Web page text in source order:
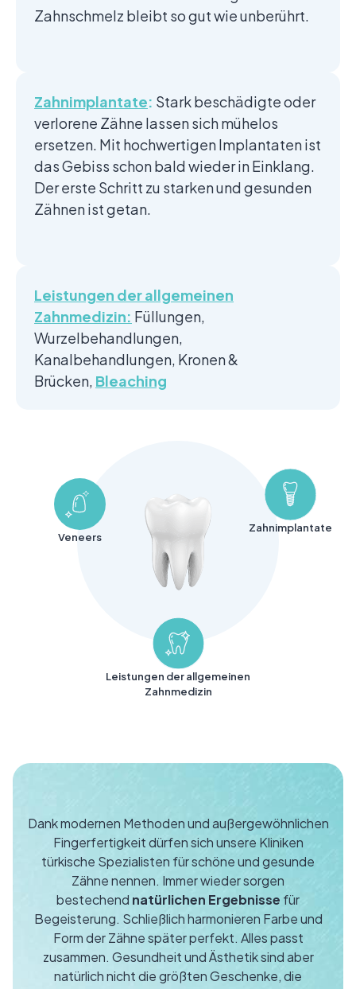
Zahnschmelz bleibt so gut wie unberührt.
Zahnimplantate: Stark beschädigte oder
verlorene Zähne lassen sich mühelos
ersetzen. Mit hochwertigen Implantaten ist
das Gebiss schon bald wieder in Einklang.
Der erste Schritt zu starken und gesunden
Zähnen ist getan.
Leistungen der allgemeinen
Zahnmedizin: Füllungen,
Wurzelbehandlungen,
Kanalbehandlungen, Kronen &
Brücken, Bleaching
Veneers
Zahnimplantate
Leistungen der allgemeinen
Zahnmedizin
Dank modernen Methoden und außergewöhnlichen
Fingerfertigkeit dürfen sich unsere Kliniken
türkische Spezialisten für schöne und gesunde
Zähne nennen. Immer wieder sorgen
bestechend natürlichen Ergebnisse für
Begeisterung. Schließlich harmonieren Farbe und
Form der Zähne später perfekt. Alles passt
zusammen. Gesundheit und Ästhetik sind aber
natürlich nicht die größten Geschenke, die